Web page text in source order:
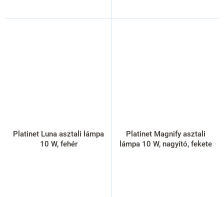
Platinet Luna asztali lámpa
10 W, fehér
Platinet Magnify asztali
lámpa 10 W, nagyító, fekete